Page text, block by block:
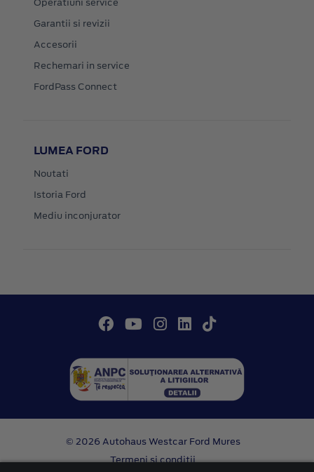
Garantii si revizii
Accesorii
Rechemari in service
FordPass Connect
LUMEA FORD
Noutati
Istoria Ford
Mediu inconjurator
© 2026 Autohaus Westcar Ford Mures
Termeni si conditii